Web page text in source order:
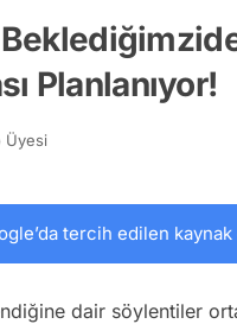
Planlanıyor!
Üyesi
tercih edilen
dair söylentiler